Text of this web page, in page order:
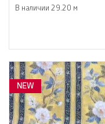
В наличии 29.20 м
NEW